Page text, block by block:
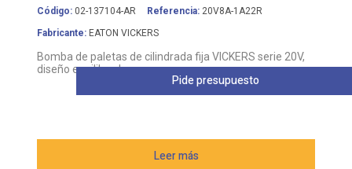
Código: 02-137104-AR Referencia: 20V8A-1A22R
Fabricante: EATON VICKERS
Bomba de paletas de cilindrada fija VICKERS serie 20V,
diseño equilibrado
Leer más
Pide presupuesto